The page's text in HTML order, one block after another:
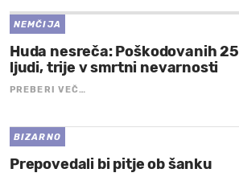
NEMČIJA
Huda nesreča: Poškodovanih 25
ljudi, trije v smrtni nevarnosti
PREBERI VEČ…
BIZARNO
Prepovedali bi pitje ob šanku